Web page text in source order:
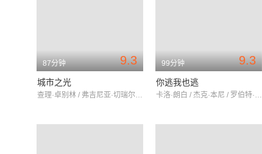
9.3
87分钟
城市之光
查理·卓别林 / 弗吉尼亚·切瑞尔 / 佛罗伦斯·李
9.3
99分钟
你逃我也逃
卡洛·朗白 / 杰克·本尼 / 罗伯特·斯塔克